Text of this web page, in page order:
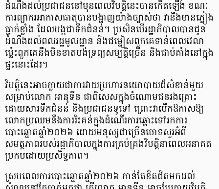
ដំណឹងដល់ប្រជាជននៅមុនពេលវិបត្តិនេះបានកើតឡើង ខណៈ
ការព្យាករអាកាសធាតុបានបង្ហាញយ៉ាងច្បាស់ថា វានឹងមានភ្លៀង
ធ្លាក់ខ្លាំង ដែលបង្កជាទឹកជំនន់។ ប្រសិនបើរដ្ឋាភិបាលបានជូន
ដំណឹងដល់ពលរដ្ឋមូលដ្ឋាន និងជម្លៀសពួកគេទាន់ពេលវេលា
ម្ល៉េះពួកគេនឹងមិនខាតបង់ទ្រព្យសម្បត្តិច្រើន និងជាប់គាំងនៅក្នុង
ផ្ទះនោះដែរ។
វិបត្តិនេះអាចក្លាយជាការវាយប្រហារនយោបាយដ៏សំខាន់មួយ
សម្រាប់លោក អានុទីន ជាពិសេសក្នុងចំណោមជនរងគ្រោះ
ដោយសារទឹកជំនន់ និងប្រជាជនទូទៅ ព្រោះវាបើកឱកាសឱ្យ
លោកប្រឈមនឹងការរិះគន់ក្នុងដំណើរការឆ្ពោះទៅរកការ
បោះឆ្នោតឆ្នាំ២០២៦ ដោយមនុស្សជាច្រើនចោទសួរអំពី
សមត្ថភាពរបស់រដ្ឋាភិបាលក្នុងការគ្រប់គ្រងវិបត្តិនាពេលអនាគត
ប្រកបដោយប្រសិទ្ធភាព។
ស្របពេលការបោះឆ្នោតឆ្នាំ២០២៦ កាន់តែខិតជិតមកដល់